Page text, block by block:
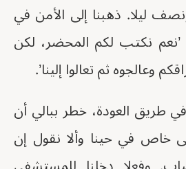
الساعة 10 ونصف ليلا. ذهبنا إلى الأمن في
’نعم نكتب لكم المحضر، لكن
وعالجوه ثم تعالوا إلينا’.
طريق العودة، خطر ببالي أن
في حينا وألا نقول إن